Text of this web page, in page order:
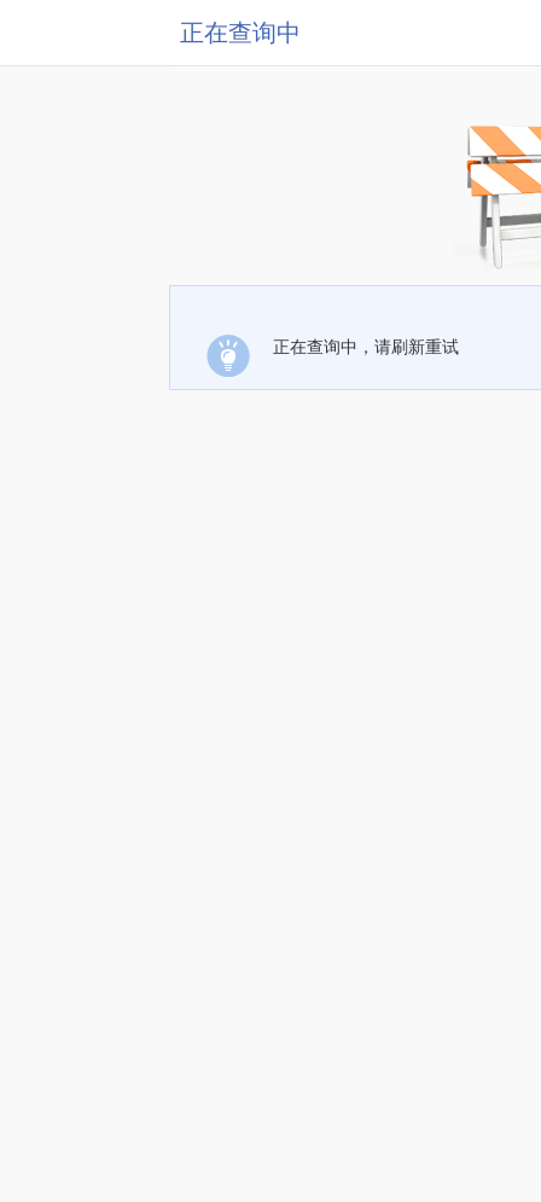
正在查询中
正在查询中，请刷新重试